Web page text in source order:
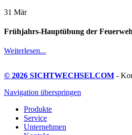
31 Mär
Frühjahrs-Hauptübung der
Weiterlesen...
© 2026 SICHTWECHSELCOM -
Navigation überspringen
Produkte
Service
Unternehmen